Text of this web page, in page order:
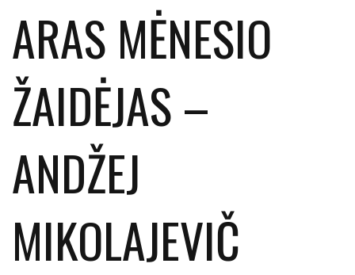
ARAS MĖNESIO
ŽAIDĖJAS –
ANDŽEJ
MIKOLAJEVIČ